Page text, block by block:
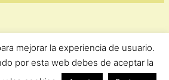
Copyright © 2026 | Privacidad
mejorar la experiencia de usuario.
por esta web debes de aceptar la